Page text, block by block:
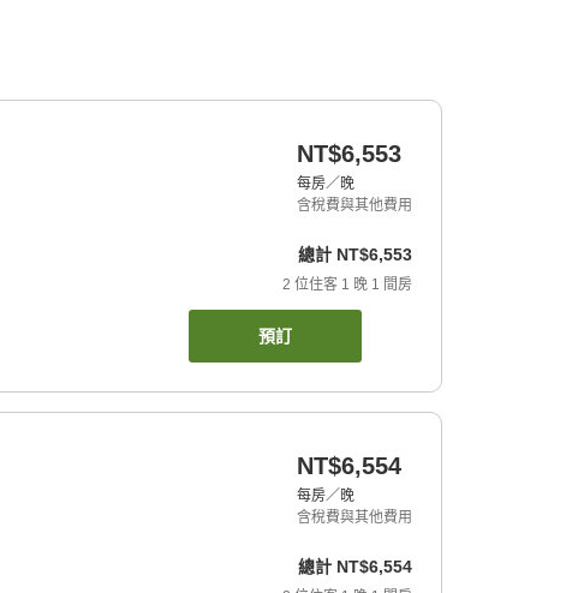
NT$6,553
每房／晚
含稅費與其他費用
總計 NT$6,553
2 位住客 1 晚 1 間房
預訂
NT$6,554
每房／晚
含稅費與其他費用
總計 NT$6,554